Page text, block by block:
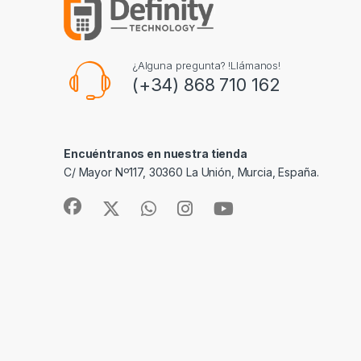
¿Alguna pregunta? !Llámanos!
(+34) 868 710 162
Encuéntranos en nuestra tienda
C/ Mayor Nº117, 30360 La Unión, Murcia, España.